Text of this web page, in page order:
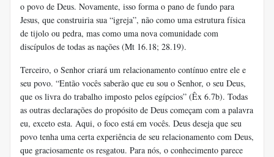
o povo de Deus. Novamente, isso forma o pano de fundo para
Jesus, que construiria sua “igreja”, não como uma estrutura física
de tijolo ou pedra, mas como uma nova comunidade com
discípulos de todas as nações (Mt 16.18; 28.19).
Terceiro, o Senhor criará um relacionamento contínuo entre ele e
seu povo. “Então vocês saberão que eu sou o Senhor, o seu Deus,
que os livra do trabalho imposto pelos egípcios” (Êx 6.7b). Todas
as outras declarações do propósito de Deus começam com a palavra
eu, exceto esta. Aqui, o foco está em vocês. Deus deseja que seu
povo tenha uma certa experiência de seu relacionamento com Deus,
que graciosamente os resgatou. Para nós, o conhecimento parece